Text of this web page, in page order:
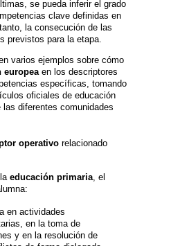
se pueda inferir el grado
clave definidas en
la consecución de las
previstos para la etapa.
varios ejemplos sobre cómo
europeaen los descriptores
específicas, tomando
oficiales de educación
diferentes comunidades
operativorelacionado
educación primaria, el
en actividades
en la toma de
y en la resolución de